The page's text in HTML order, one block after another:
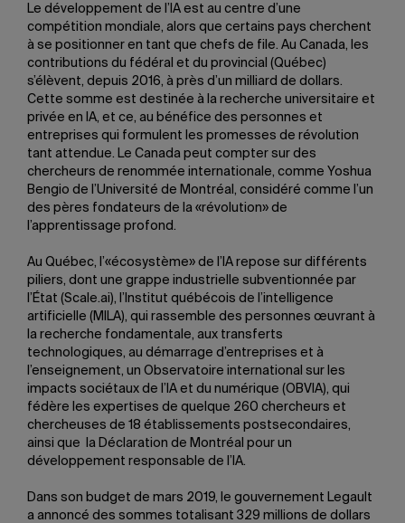
Le développement de l’IA est au centre d’une
compétition mondiale, alors que certains pays cherchent
à se positionner en tant que chefs de file. Au Canada, les
contributions du fédéral et du provincial (Québec)
s’élèvent, depuis 2016, à près d’un milliard de dollars.
Cette somme est destinée à la recherche universitaire et
privée en IA, et ce, au bénéfice des personnes et
entreprises qui formulent les promesses de révolution
tant attendue. Le Canada peut compter sur des
chercheurs de renommée internationale, comme Yoshua
Bengio de l’Université de Montréal, considéré comme l’un
des pères fondateurs de la «révolution» de
l’apprentissage profond.
Au Québec, l’«écosystème» de l’IA repose sur différents
piliers, dont une grappe industrielle subventionnée par
l’État (Scale.ai), l’Institut québécois de l’intelligence
artificielle (MILA), qui rassemble des personnes œuvrant à
la recherche fondamentale, aux transferts
technologiques, au démarrage d’entreprises et à
l’enseignement, un Observatoire international sur les
impacts sociétaux de l’IA et du numérique (OBVIA), qui
fédère les expertises de quelque 260 chercheurs et
chercheuses de 18 établissements postsecondaires,
ainsi que la Déclaration de Montréal pour un
développement responsable de l’IA.
Dans son budget de mars 2019, le gouvernement Legault
a annoncé des sommes totalisant 329 millions de dollars